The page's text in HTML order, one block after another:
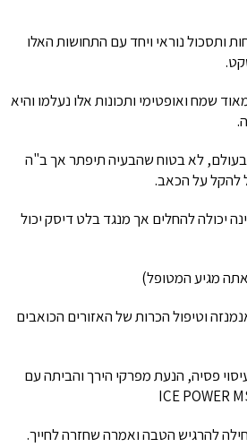
ותסכול נוראי ויחד עם התחושות האלו
שמח ואופטימי ותכונות אלו נעלמו והיא
לא בטוח שהבעיה תיפתר אך ב"ה
להקל על הכאב.
יכולה להחלים אך מנגד בלט דיסק יכול
מגיע המטופל)
וטיפול הכרות של האזורים הכואבים
פסיה, הנעת מפרקי הירך והביתה עם
להרגיש הטבה ואמרה שחזרה לחייך.